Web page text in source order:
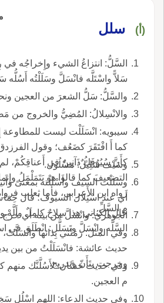
(أ) سلل
السَّلُّ: انتزاعُ الشيء وإِخراجُه
سَلاًّ واسْتَلَّه فانْسَلَّ وسَلَلْتُه أَسُلُّه
والسَّلُّ: سَلُّ الشعرَ من العجين
والانْسِلالُ: المُضِيُّ والخروج من
سيبويه: انْسَلَلْت ليست للمطاوعة
كما أَ افْتَقَرَ كضَعُف؛ وقول الفرزدق
كأَنَّ سُيُوُفَكُ ذَآنِينُ في أَعناقِكُمْ،
التضعيفَ كما قالوا هو يَتَمَلْمَلُ
رواه ابن الأَعرابي، فأَما ثعلب
م السَّلِّ.
وسَيْف سَلِيلٌ: مَسْلُول.
أَي عند اسْتِلال السيوف؛
خال الكناني هذا سِلاحٌ كامِلٌ وأَلَّهْ
السَّلَّه وانْسَلَّ وتَسَلَّل: انْطَلَق في
الجوهري: وانْسَلَّ من بينه أَي خرج.
وفي المثل: رَمَتْني بِدائها
حديث عائشة: فانْسَلَلْتُ من بين
وخرجت بتَأَنّ وتدريج.
وفي حديث حَسَّان: لأَسُلَّنَّك منهم
م العجين.
وفي حديث الدعاء: اللهم اسْلُل سَخِيمةَ قلبي.